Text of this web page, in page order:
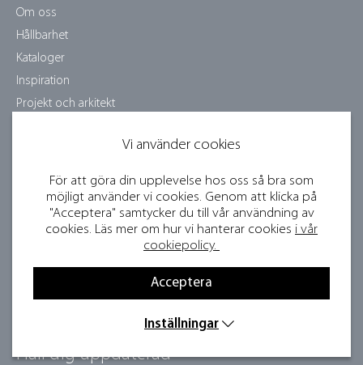
Vi använder cookies
För att göra din upplevelse hos oss så bra som
möjligt använder vi cookies. Genom att klicka på
"Acceptera" samtycker du till vår användning av
cookies. Läs mer om hur vi hanterar cookies i vår
cookiepolicy.
Inställningar
Acceptera
Om oss
Hållbarhet
Kataloger
Inspiration
Projekt och arkitekt
Bildbank och press
Bli återförsäljare
Håll dig uppdaterad